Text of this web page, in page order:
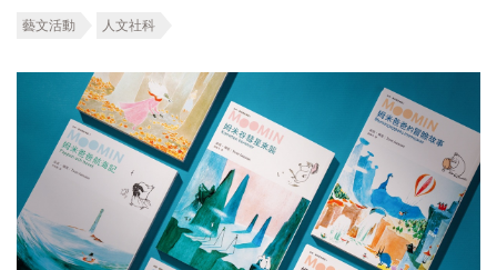
藝文活動 人文社科